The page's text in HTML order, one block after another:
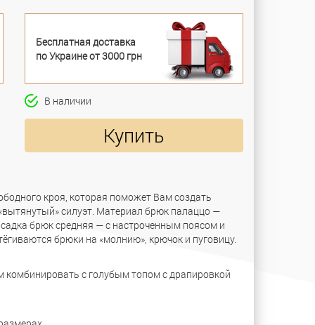
Бесплатная доставка
по Украине от 3000 грн
В наличии
Купить
кроя, которая поможет Вам создать
силуэт. Материал брюк палаццо —
брюк средняя — с настроченным поясом и
брюки на «молнию», крючок и пуговицу.
с голубым топом с драпировкой